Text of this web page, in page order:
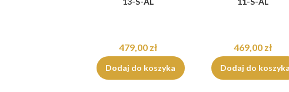
479,00 zł
Dodaj do koszyka
469,00 zł
Dodaj do koszyka